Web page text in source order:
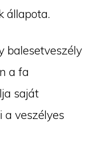
állapota.
balesetveszély
a fa
saját
a veszélyes